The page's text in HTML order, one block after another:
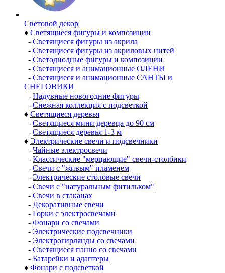
Световой декор
♦ Светящиеся фигуры и композиции
- Светящиеся фигуры из акрила
- Светящиеся фигуры из акриловых нитей
- Светодиодные фигуры и композиции
- Светящиеся и анимационные ОЛЕНИ
- Светящиеся и анимационные САНТЫ и
СНЕГОВИКИ
- Надувные новогодние фигуры
- Снежная коллекция с подсветкой
♦ Светящиеся деревья
- Светящиеся мини деревца до 90 см
- Светящиеся деревья 1-3 м
♦ Электрические свечи и подсвечники
- Чайные электросвечи
- Классические "мерцающие" свечи-столбики
- Свечи с "живым" пламенем
- Электрические столовые свечи
- Свечи с "натуральным фитильком"
- Свечи в стаканах
- Декоративные свечи
- Горки с электросвечами
- Фонари со свечами
- Электрические подсвечники
- Электрогирлянды со свечами
- Светящиеся панно со свечами
- Батарейки и адаптеры
♦ Фонари с подсветкой